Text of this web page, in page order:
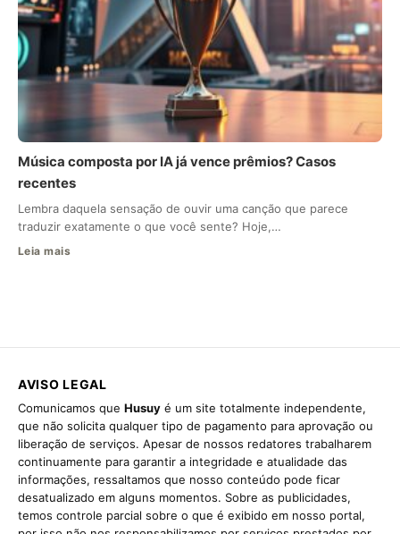
Música composta por IA já vence prêmios? Casos
recentes
Lembra daquela sensação de ouvir uma canção que parece
traduzir exatamente o que você sente? Hoje,…
Leia mais
AVISO LEGAL
Comunicamos que Husuy é um site totalmente independente,
que não solicita qualquer tipo de pagamento para aprovação ou
liberação de serviços. Apesar de nossos redatores trabalharem
continuamente para garantir a integridade e atualidade das
informações, ressaltamos que nosso conteúdo pode ficar
desatualizado em alguns momentos. Sobre as publicidades,
temos controle parcial sobre o que é exibido em nosso portal,